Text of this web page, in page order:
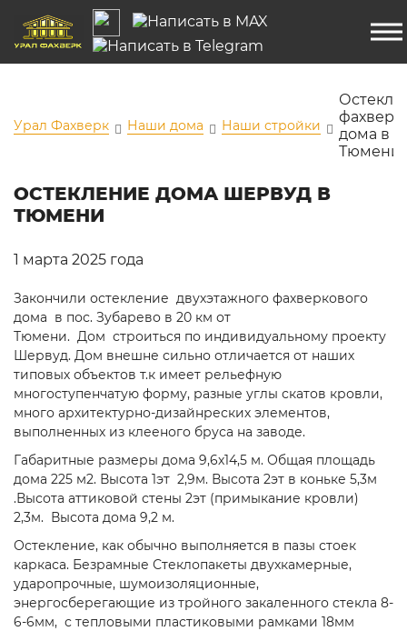
Урал Фахверк Наши дома Наши стройки
фахверк
дома в
Тюмени
ОСТЕКЛЕНИЕ ДОМА ШЕРВУД В
ТЮМЕНИ
1 марта 2025 года
Закончили остекление двухэтажного фахверкового
дома в пос. Зубарево в 20 км от
Тюмени. Дом строиться по индивидуальному проекту
Шервуд. Дом внешне сильно отличается от наших
типовых объектов т.к имеет рельефную
многоступенчатую форму, разные углы скатов кровли,
много архитектурно-дизайнреских элементов,
выполненных из клееного бруса на заводе.
Габаритные размеры дома 9,6х14,5 м. Общая площадь
дома 225 м2. Высота 1эт 2,9м. Высота 2эт в коньке 5,3м
.Высота аттиковой стены 2эт (примыкание кровли)
2,3м. Высота дома 9,2 м.
Остекление, как обычно выполняется в пазы стоек
каркаса. Безрамные Стеклопакеты двухкамерные,
ударопрочные, шумоизоляционные,
энергосберегающие из тройного закаленного стекла 8-
6-6мм, с тепловыми пластиковыми рамками 18мм